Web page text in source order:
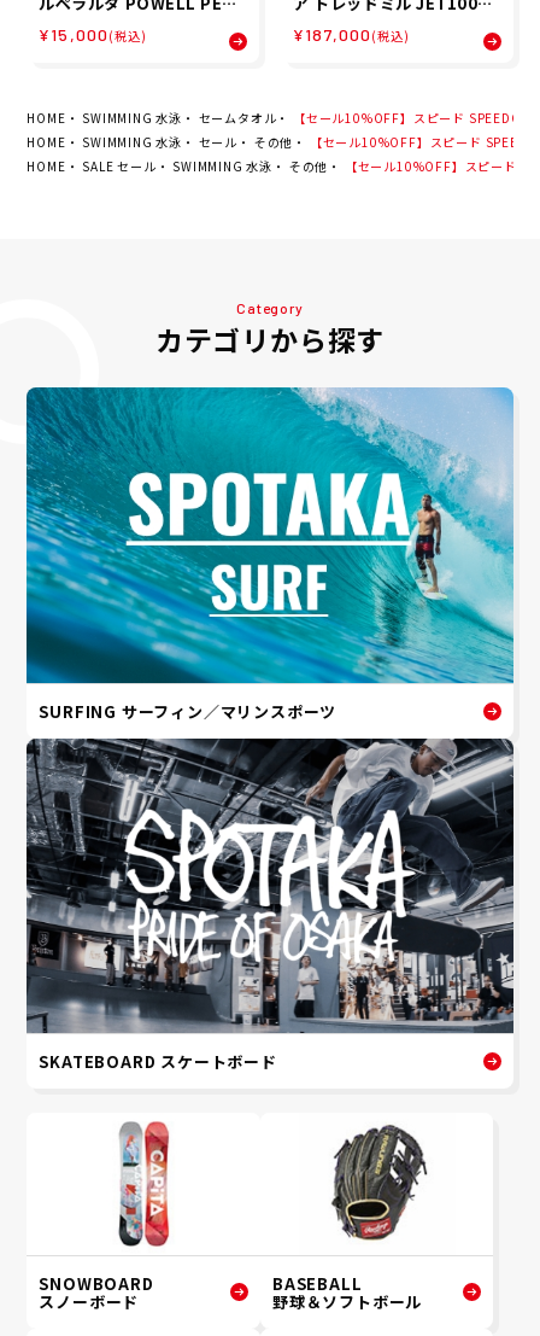
ド ウェア アウター ジャケッ
冬
¥15,000 (税込)
T Reebok
¥187,000 (税込)
HOME SWIMMING 水泳 セームタオル
【セール10%OFF】スピード SPEEDO
HOME
SWIMMING 水泳 セール その他
【セール10%OFF】スピード
HOME
SALE セール SWIMMING 水泳 その他 【セール10%OFF】スピード
Category
カテゴリから探す
SURFING サーフィン／マリンスポーツ
SKATEBOARD スケートボード
SNOWBOARD
スノーボード
BASEBALL
野球＆ソフトボール